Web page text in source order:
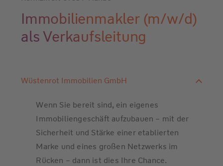
Immobilienmakler (m/w/d)
als Verkaufsleitung
Wüstenrot Immobilien GmbH
Wenn Sie bereit sind, ein eigenes
Immobiliengeschäft aufzubauen – mit der
Sicherheit und Stärke einer etablierten
Marke und eines großen Netzwerks im
Rücken – dann ist dies Ihre Chance.